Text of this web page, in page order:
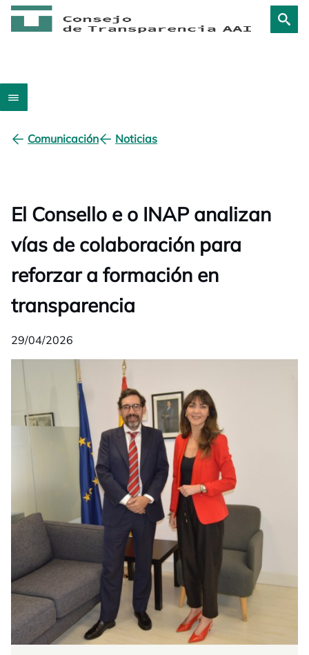
Comunicación Noticias
El Consello e o INAP analizan
vías de colaboración para
reforzar a formación en
transparencia
29/04/2026